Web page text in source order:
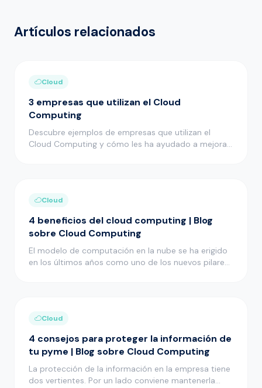
Artículos relacionados
Cloud
3 empresas que utilizan el Cloud
Computing
Descubre ejemplos de empresas que utilizan el
Cloud Computing y cómo les ha ayudado a mejorar
Cloud
4 beneficios del cloud computing | Blog
sobre Cloud Computing
El modelo de computación en la nube se ha erigido
en los últimos años como uno de los nuevos pilares
Cloud
4 consejos para proteger la información de
tu pyme | Blog sobre Cloud Computing
La protección de la información en la empresa tiene
dos vertientes. Por un lado conviene mantenerla